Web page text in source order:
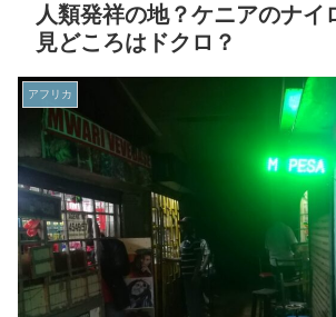
人類発祥の地？ケニアのナイ
見どころはドクロ？
アフリカ